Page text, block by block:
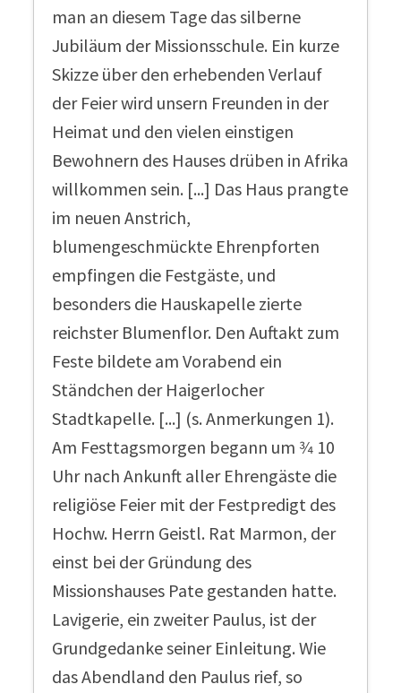
man an diesem Tage das silberne
Jubiläum der Missionsschule. Ein kurze
Skizze über den erhebenden Verlauf
der Feier wird unsern Freunden in der
Heimat und den vielen einstigen
Bewohnern des Hauses drüben in Afrika
willkommen sein. [...] Das Haus prangte
im neuen Anstrich,
blumengeschmückte Ehrenpforten
empfingen die Festgäste, und
besonders die Hauskapelle zierte
reichster Blumenflor. Den Auftakt zum
Feste bildete am Vorabend ein
Ständchen der Haigerlocher
Stadtkapelle. [...] (s. Anmerkungen 1).
Am Festtagsmorgen begann um 3⁄4 10
Uhr nach Ankunft aller Ehrengäste die
religiöse Feier mit der Festpredigt des
Hochw. Herrn Geistl. Rat Marmon, der
einst bei der Gründung des
Missionshauses Pate gestanden hatte.
Lavigerie, ein zweiter Paulus, ist der
Grundgedanke seiner Einleitung. Wie
das Abendland den Paulus rief, so